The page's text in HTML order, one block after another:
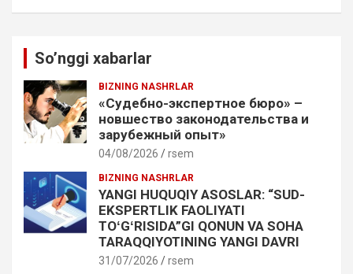
So’nggi xabarlar
BIZNING NASHRLAR
«Судебно-экспертное бюро» –
новшество законодательства и
зарубежный опыт»
04/08/2026 rsem
BIZNING NASHRLAR
YANGI HUQUQIY ASOSLAR: “SUD-
EKSPERTLIK FAOLIYATI
TOʻGʻRISIDA”GI QONUN VA SOHA
TARAQQIYOTINING YANGI DAVRI
31/07/2026 rsem